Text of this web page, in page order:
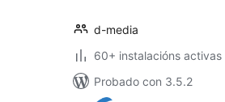
d-media
60+ instalacións activas
Probado con 3.5.2